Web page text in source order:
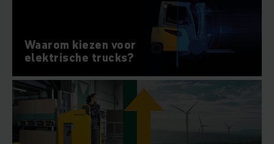
Waarom kiezen voor
elektrische trucks?